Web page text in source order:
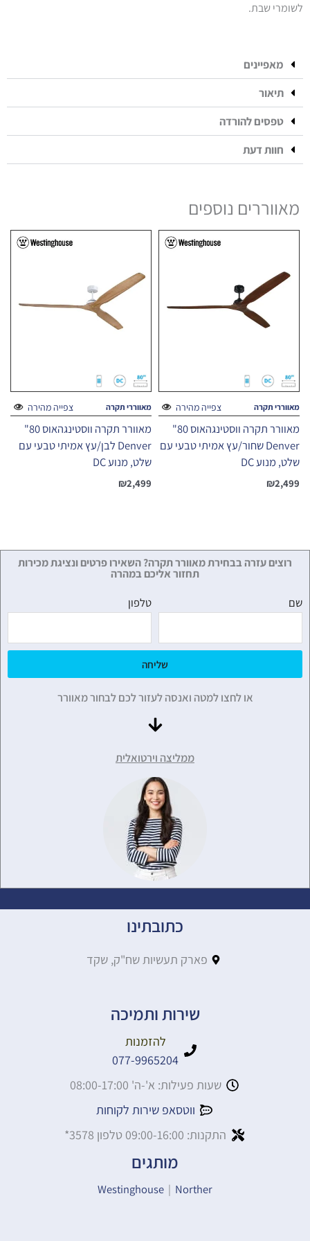
לשומרי שבת.
מאפיינים
תיאור
טפסים להורדה
חוות דעת
מאווררים נוספים
צפייה מהירה מאווררי תקרה
מאוורר תקרה ווסטינגהאוס 80"
Denver שחור/עץ אמיתי טבעי עם
שלט, מנוע DC
₪2,499
צפייה מהירה מאווררי תקרה
מאוורר תקרה ווסטינגהאוס 80"
Denver לבן/עץ אמיתי טבעי עם
שלט, מנוע DC
₪2,499
רוצים עזרה בבחירת מאוורר תקרה? השאירו פרטים ונציגת מכירות
תחזור אליכם במהרה
שם טלפון
שליחה
או לחצו למטה ואנסה לעזור לכם לבחור מאוורר
ממליצה וירטואלית
כתובתינו
פארק תעשיות שח"ק, שקד
שירות ותמיכה
להזמנות
077-9965204
שעות פעילות: א'-ה' 08:00-17:00
ווטסאפ שירות לקוחות
התקנות: 09:00-16:00 טלפון 3578*
מותגים
Westinghouse | Norther